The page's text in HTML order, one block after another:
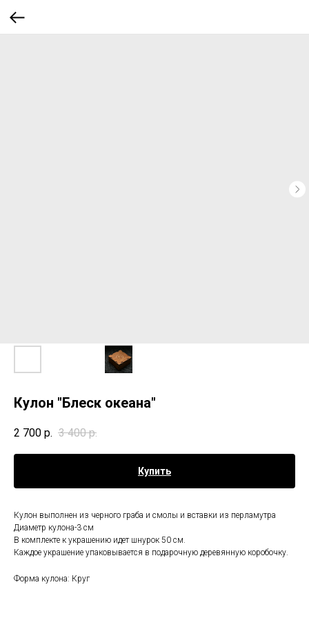
Кулон "Блеск океана"
2 700 р. 3 400 р.
Купить
Кулон выполнен из черного граба и смолы и вставки из перламутра
Диаметр кулона-3 см
В комплекте к украшению идет шнурок 50 см.
Каждое украшение упаковывается в подарочную деревянную коробочку.
Форма кулона: Круг